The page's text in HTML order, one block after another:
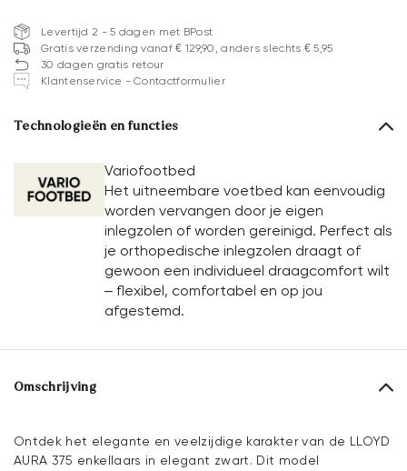
Levertijd 2 - 5 dagen met BPost
Gratis verzending vanaf € 129,90, anders slechts € 5,95
30 dagen gratis retour
Klantenservice - Contactformulier
Technologieën en functies
Variofootbed
Het uitneembare voetbed kan eenvoudig
worden vervangen door je eigen
inlegzolen of worden gereinigd. Perfect als
je orthopedische inlegzolen draagt of
gewoon een individueel draagcomfort wilt
– flexibel, comfortabel en op jou
afgestemd.
Omschrijving
Ontdek het elegante en veelzijdige karakter van de LLOYD
AURA 375 enkellaars in elegant zwart. Dit model